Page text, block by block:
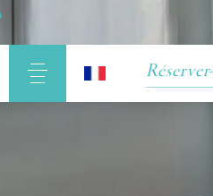
Réserver